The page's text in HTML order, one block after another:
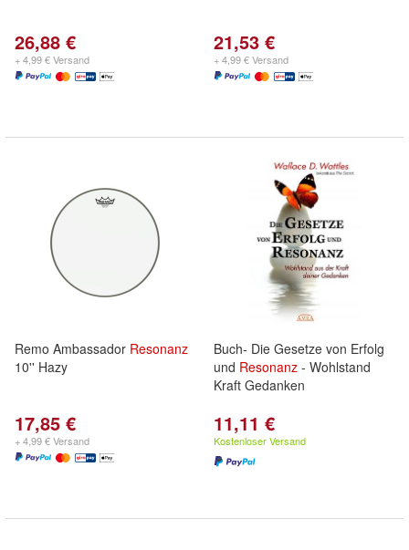
26,88 €
+ 4,99 € Versand
21,53 €
+ 4,99 € Versand
Remo Ambassador Resonanz
10'' Hazy
17,85 €
+ 4,99 € Versand
Buch- Die Gesetze von Erfolg
und Resonanz - Wohlstand
Kraft Gedanken
11,11 €
Kostenloser Versand